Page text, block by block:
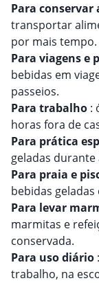
Para conservar
transportar
por mais tempo.
Para viagens e
bebidas em
passeios.
Para trabalho :
horas fora de
Para prática
geladas
Para praia e
bebidas
Para levar
marmitas e
conservada.
Para uso diário
trabalho, na